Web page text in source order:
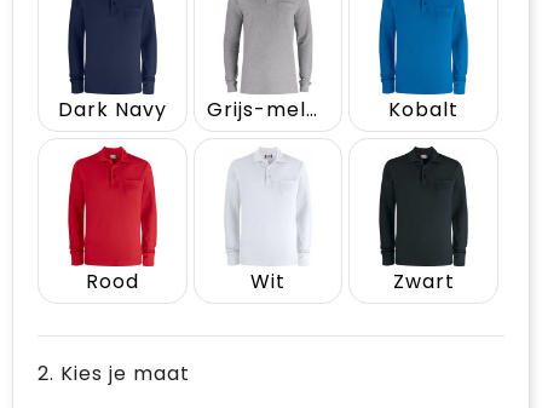
Dark Navy Grijs-melange Kobalt
Rood Wit Zwart
2. Kies je maat